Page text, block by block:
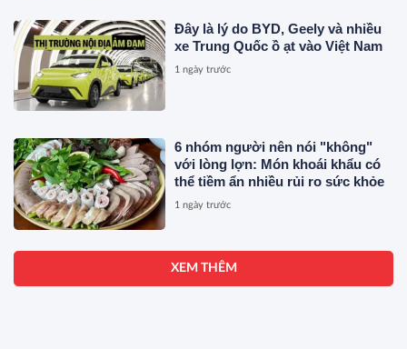
Đây là lý do BYD, Geely và nhiều
xe Trung Quốc ồ ạt vào Việt Nam
1 ngày trước
6 nhóm người nên nói "không"
với lòng lợn: Món khoái khẩu có
thể tiềm ẩn nhiều rủi ro sức khỏe
1 ngày trước
XEM THÊM